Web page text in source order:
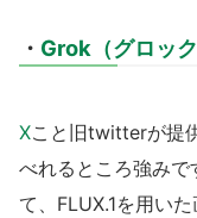
・ Grok（グロック
Xこと旧twitterが提
べれるところ強みで
て、FLUX.1を用い